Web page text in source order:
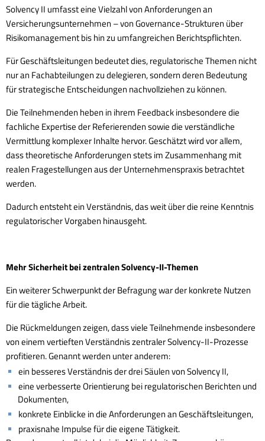
Solvency II umfasst eine Vielzahl von Anforderungen an
Versicherungsunternehmen – von Governance-Strukturen über
Risikomanagement bis hin zu umfangreichen Berichtspflichten.
Für Geschäftsleitungen bedeutet dies, regulatorische Themen nicht
nur an Fachabteilungen zu delegieren, sondern deren Bedeutung
für strategische Entscheidungen nachvollziehen zu können.
Die Teilnehmenden heben in ihrem Feedback insbesondere die
fachliche Expertise der Referierenden sowie die verständliche
Vermittlung komplexer Inhalte hervor. Geschätzt wird vor allem,
dass theoretische Anforderungen stets im Zusammenhang mit
realen Fragestellungen aus der Unternehmenspraxis betrachtet
werden.
Dadurch entsteht ein Verständnis, das weit über die reine Kenntnis
regulatorischer Vorgaben hinausgeht.
Mehr Sicherheit bei zentralen Solvency-II-Themen
Ein weiterer Schwerpunkt der Befragung war der konkrete Nutzen
für die tägliche Arbeit.
Die Rückmeldungen zeigen, dass viele Teilnehmende insbesondere
von einem vertieften Verständnis zentraler Solvency-II-Prozesse
profitieren. Genannt werden unter anderem:
ein besseres Verständnis der drei Säulen von Solvency II,
eine verbesserte Orientierung bei regulatorischen Berichten und
Dokumenten,
konkrete Einblicke in die Anforderungen an Geschäftsleitungen,
praxisnahe Impulse für die eigene Tätigkeit.